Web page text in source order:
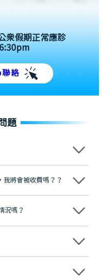
眾假期正常應診
絡
題
，各分院匯聚來自香港、內地的
諾貝爾種植系統全球放心植牙中
客，受到粵港澳大灣區及周邊城
、深圳設有八大分院，香港亦設
可以隨時預約免費咨詢，讓人十
我將會被收費嗎？？
會被收取任何費用。
況嗎？
及對應的價錢，顧客同意並簽字
取費用，而匯率會及時告知客人